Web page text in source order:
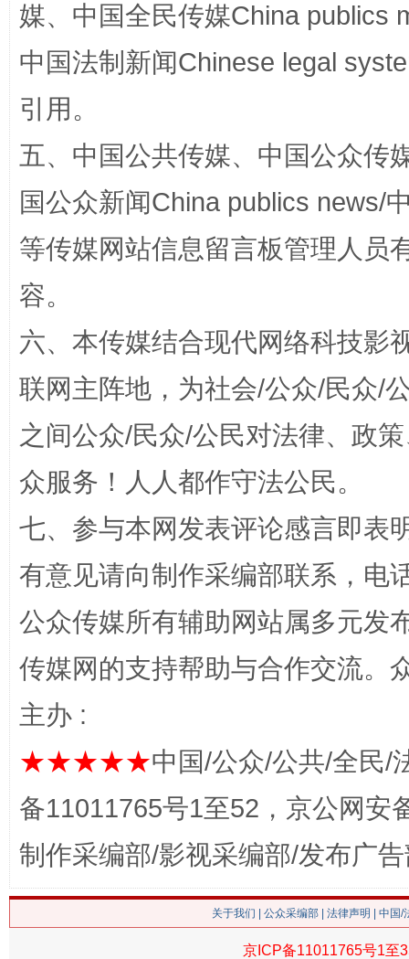
漫山遍野的桃花与雪山、麦地、白藏房 除
网上购药对药下症？
媒、中国全民传媒China publics
中国法制新闻Chinese legal
引用。
五、中国公共传媒、中国公众传
国公众新闻China publics news/
等传媒网站信息留言板管理人员
容。
六、本传媒结合现代网络科技影
联网主阵地，为社会/公众/民众/
之间公众/民众/公民对法律、政
众服务！人人都作守法公民。
七、参与本网发表评论感言即表
有意见请向制作采编部联系，电
公众传媒所有辅助网站属多元发
传媒网的支持帮助与合作交流。
主办 :
★★★★★中国/公众/公共/全民/
备11011765号1至52，京公网安
制作采编部/影视采编部/发布广
关于我们 公众采编部 法律声明 | 中国
京ICP备11011765号1至